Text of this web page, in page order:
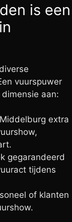
is een
vuurspuwer
aan:
extra
gegarandeerd
tijdens
of klanten